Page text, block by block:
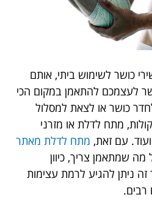
כושר לשימוש ביתי, אותם
לעצמכם להתאמן במקום הכי
כושר או לצאת למסלול
מתח לדלת או מזרני
ועוד. עם זאת, מתח לדלת מאתר
מה שמתאמן צריך, כיוון
ניתן להגיע לרמת עצימות
רבים.